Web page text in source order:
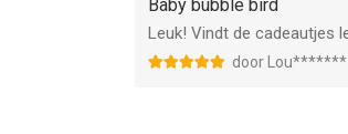
Informatie voor Baby
Baby bubble bird
Leuk! Vindt de cadeautjes
door Lou*******